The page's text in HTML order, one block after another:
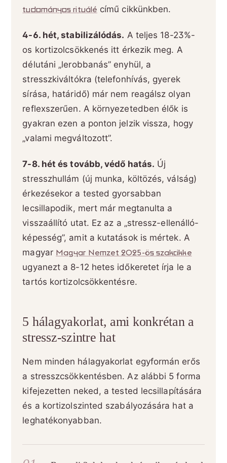
tudományos rituálé című cikkünkben.
4-6. hét, stabilizálódás. A teljes 18-23%-
os kortizolcsökkenés itt érkezik meg. A
délutáni „lerobbanás” enyhül, a
stresszkiváltókra (telefonhívás, gyerek
sírása, határidő) már nem reagálsz olyan
reflexszerűen. A környezetedben élők is
gyakran ezen a ponton jelzik vissza, hogy
„valami megváltozott”.
7-8. hét és tovább, védő hatás. Új
stresszhullám (új munka, költözés, válság)
érkezésekor a tested gyorsabban
lecsillapodik, mert már megtanulta a
visszaállító utat. Ez az a „stressz-ellenálló-
képesség”, amit a kutatások is mértek. A
magyar Magyar Nemzet 2025-ös szakcikke
ugyanezt a 8-12 hetes időkeretet írja le a
tartós kortizolcsökkentésre.
5 hálagyakorlat, ami konkrétan a
stressz-szintre hat
Nem minden hálagyakorlat egyformán erős
a stresszcsökkentésben. Az alábbi 5 forma
kifejezetten neked, a tested lecsillapítására
és a kortizolszinted szabályozására hat a
leghatékonyabban.